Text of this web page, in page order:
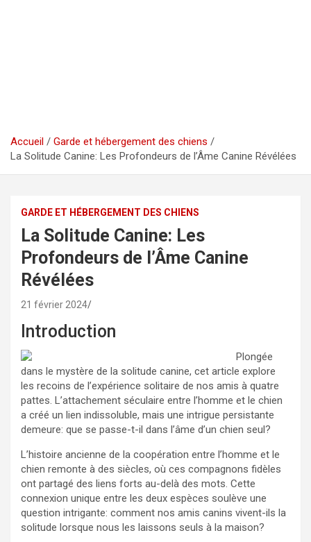
Accueil
Garde et hébergement des chiens
La Solitude Canine: Les Profondeurs de l’Âme Canine Révélées
GARDE ET HÉBERGEMENT DES CHIENS
La Solitude Canine: Les
Profondeurs de l’Âme Canine
Révélées
21 février 2024
Introduction
Plongée
dans le mystère de la solitude canine, cet article explore
les recoins de l’expérience solitaire de nos amis à quatre
pattes. L’attachement séculaire entre l’homme et le chien
a créé un lien indissoluble, mais une intrigue persistante
demeure: que se passe-t-il dans l’âme d’un chien seul?
L’histoire ancienne de la coopération entre l’homme et le
chien remonte à des siècles, où ces compagnons fidèles
ont partagé des liens forts au-delà des mots. Cette
connexion unique entre les deux espèces soulève une
question intrigante: comment nos amis canins vivent-ils la
solitude lorsque nous les laissons seuls à la maison?